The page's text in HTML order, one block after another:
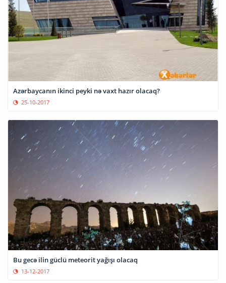
Azərbaycanın ikinci peyki nə vaxt hazır olacaq?
25-10-2017
Bu gecə ilin güclü meteorit yağışı olacaq
13-12-2017